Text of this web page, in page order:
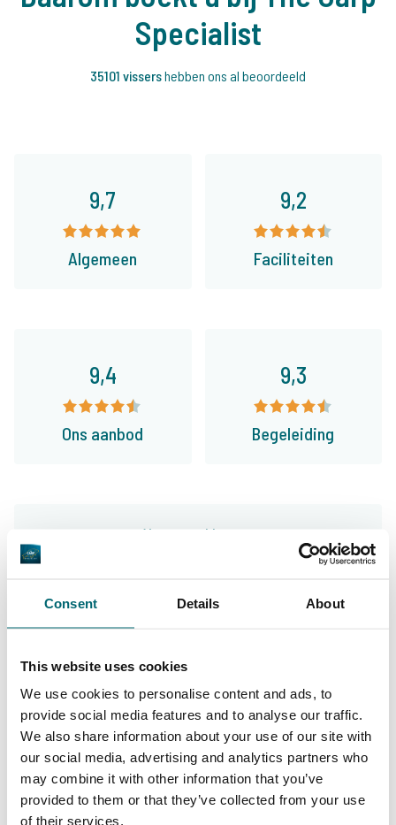
Consent Details About
This website uses cookies
We use cookies to personalise content and ads, to
provide social media features and to analyse our traffic.
We also share information about your use of our site with
our social media, advertising and analytics partners who
may combine it with other information that you’ve
provided to them or that they’ve collected from your use
of their services.
Specialist
35101 vissershebben ons al beoordeeld
9,7
Algemeen
9,2
Faciliteiten
Van onze klanten
Met een geweldig aanbod aan diverse
wateren kom je al snel uit bij The Carp
Specialist. Door de enorme klantvriendelijk en
goede begeleiding zal je niet teleur gesteld
worden. Het enigste wat hun je niet kunnen
garanderen is dat je gaat vangen. Al de rest
word in de puntjes geregeld voor je!
9/10 Edwin Stoffels
9,4
Ons aanbod
9,3
Begeleiding